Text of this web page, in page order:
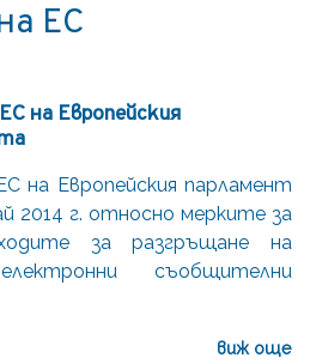
ЕС
на Европейския
на Европейския парламент
2014 г. относно мерките за
за разгръщане на
съобщителни
виж още